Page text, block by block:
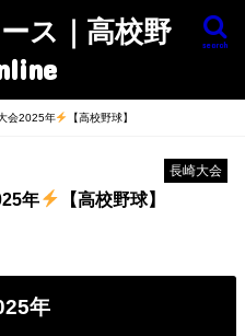
ス｜高校野
search
会2025年 【高校野球】
長崎大会
年 【高校野球】
年